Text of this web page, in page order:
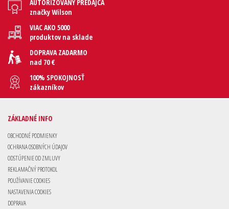
AUTORIZOVANÝ PREDAJCA
značky Wilson
VIAC AKO 5000
produktov na sklade
DOPRAVA ZADARMO
nad 70 €
100% SPOKOJNOSŤ
zákazníkov
ZÁKLADNÉ INFO
OBCHODNÉ PODMIENKY
OCHRANA OSOBNÝCH ÚDAJOV
ODSTÚPENIE OD ZMLUVY
REKLAMAČNÝ PROTOKOL
POUŽÍVANIE COOKIES
NASTAVENIA COOKIES
DOPRAVA